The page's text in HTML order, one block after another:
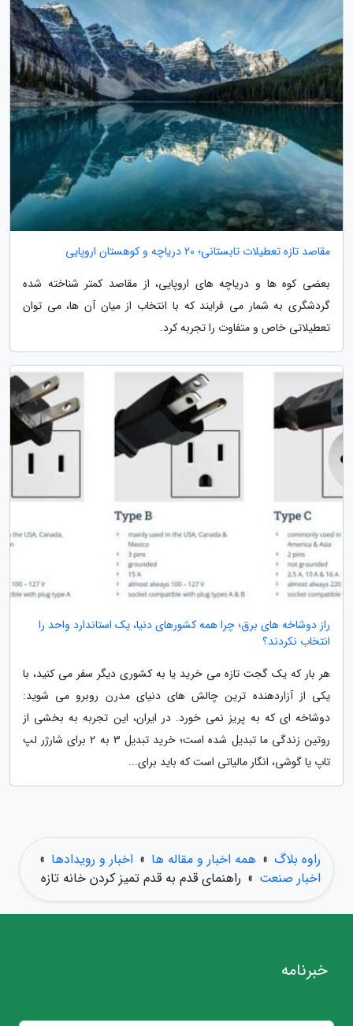
مقاصد تازه تعطیلات تابستانی؛ 20 دریاچه و کوهستان اروپایی
بعضی کوه ها و دریاچه های اروپایی، از مقاصد کمتر شناخته شده
گردشگری به شمار می فرایند که با انتخاب از میان آن ها، می توان
تعطیلاتی خاص و متفاوت را تجربه کرد.
راز دوشاخه های برق؛ چرا همه کشورهای دنیا، یک استاندارد واحد را
انتخاب نکردند؟
هر بار که یک گجت تازه می خرید یا به کشوری دیگر سفر می کنید، با
یکی از آزاردهنده ترین چالش های دنیای مدرن روبرو می شوید:
دوشاخه ای که به پریز نمی خورد. در ایران، این تجربه به بخشی از
روتین زندگی ما تبدیل شده است؛ خرید تبدیل 3 به 2 برای شارژر لپ
تاپ یا گوشی، انگار مالیاتی است که باید برای...
راوه بلاگ » همه اخبار و مقاله ها » اخبار و رویدادها »
اخبار صنعت » راهنمای قدم به قدم تمیز کردن خانه تازه
خبرنامه